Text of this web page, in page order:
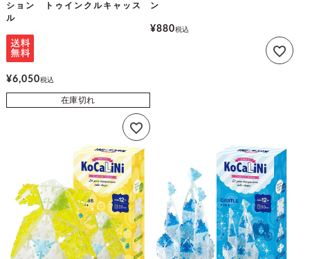
ション トゥインクルキャッス
ル
¥6,050税込
在庫切れ
ン
¥880税込